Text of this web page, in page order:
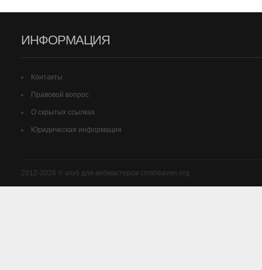
ИНФОРМАЦИЯ
Контакты
Правовой вопрос
О скрытых ссылках
Юридическая информация
2012-2026 © клуб для вебмастеров cmsheaven.org